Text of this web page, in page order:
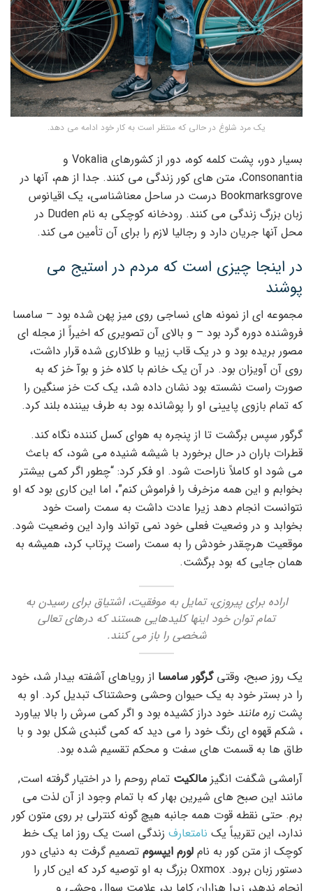
یک مرد شلوغ در حالی که منتظر است به کار خود ادامه می دهد.
بسیار دور، پشت کلمه کوه، دور از کشورهای Vokalia و
Consonantia، متن های کور زندگی می کنند. جدا از هم، آنها در
Bookmarksgrove درست در ساحل معناشناسی، یک اقیانوس
زبان بزرگ زندگی می کنند. رودخانه کوچکی به نام Duden در
محل آنها جریان دارد و رجالیا لازم را برای آن تأمین می کند.
در اینجا چیزی است که مردم در استیج می
پوشند
مجموعه ای از نمونه های نساجی روی میز پهن شده بود – سامسا
فروشنده دوره گرد بود – و بالای آن تصویری که اخیراً از مجله ای
مصور بریده بود و در یک قاب زیبا و طلاکاری شده قرار داشت،
روی آن آویزان بود. در آن یک خانم با کلاه خز و بوآ خز که به
صورت راست نشسته بود نشان داده شد، یک کت خز سنگین را
که تمام بازوی پایینی او را پوشانده بود به طرف بیننده بلند کرد.
گرگور سپس برگشت تا از پنجره به هوای کسل کننده نگاه کند.
قطرات باران در حال برخورد با شیشه شنیده می شود، که باعث
می شود او کاملاً ناراحت شود. او فکر کرد: “چطور اگر کمی بیشتر
بخوابم و این همه مزخرف را فراموش کنم”، اما این کاری بود که او
نتوانست انجام دهد زیرا عادت داشت به سمت راست خود
بخوابد و در وضعیت فعلی خود نمی تواند وارد این وضعیت شود.
موقعیت هرچقدر خودش را به سمت راست پرتاب کرد، همیشه به
همان جایی که بود برگشت.
اراده برای پیروزی، تمایل به موفقیت، اشتیاق برای رسیدن به
تمام توان خود اینها کلیدهایی هستند که درهای تعالی
شخصی را باز می کنند.
یک روز صبح، وقتیگرگور سامسا از رویاهای آشفته بیدار شد، خود
را در بستر خود به یک حیوان وحشی وحشتناک تبدیل کرد. او به
پشتزره مانند خود دراز کشیده بود و اگر کمی سرش را بالا بیاورد
، شکم قهوه ای رنگ خود را می دید که کمی گنبدی شکل بود و با
طاق ها به قسمت های سفت و محکم تقسیم شده بود.
آرامشی شگفت انگیز مالکیت تمام روحم را در اختیار گرفته است,
مانند این صبح های شیرین بهار که با تمام وجود از آن لذت می
برم. حتی نقطه قوت همه جانبه هیچ گونه کنترلی بر روی متون کور
ندارد، این تقریباً یک نامتعارف زندگی است یک روز اما یک خط
کوچک از متن کور به نام لورم ایپسوم تصمیم گرفت به دنیای دور
دستور زبان برود. Oxmox بزرگ به او توصیه کرد که این کار را